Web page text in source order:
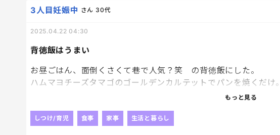
ただね、最近はこう思うようにしている。
みんながやらないことを私がやっている。
ようは、私たちは、お釈迦様もびっくりの尊い人間だということ。
背徳飯はうまい
3人目妊娠中 さん 30代
2025.04.22 04:30
お昼ごはん、面倒くさくて巷で人気？笑 の背徳飯にした。
ハムマヨチーズタマゴのゴールデンカルテットでパンを焼くだけ。
もっと見る
しつけ/育児 食事 家事 生活と暮らし